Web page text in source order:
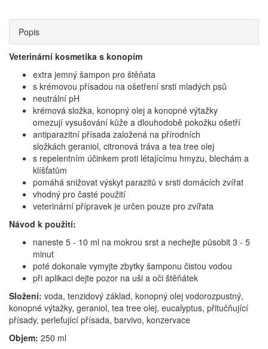
Popis
Veterinární kosmetika s konopím
extra jemný šampon pro štěňata
s krémovou přísadou na ošetření srsti mladých psů
neutrální pH
krémová složka, konopný olej a konopné výtažky
omezují vysušování kůže a dlouhodobě pokožku ošetří
antiparazitní přísada založená na přírodních
složkách geraniol, citronová tráva a tea tree olej
s repelentním účinkem proti létajícímu hmyzu, blechám a
klíšťatům
pomáhá snižovat výskyt parazitů v srsti domácích zvířat
vhodný pro časté použití
veterinární přípravek je určen pouze pro zvířata
Návod k použití:
naneste 5 - 10 ml na mokrou srst a nechejte působit 3 - 5
minut
poté dokonale vymyjte zbytky šamponu čistou vodou
při aplikaci dejte pozor na uši a oči štěňátek
Složení: voda, tenzidový základ, konopný olej vodorozpustný,
konopné výtažky, geraniol, tea tree olej, eucalyptus, přitučňující
přísady, perleťující přísada, barvivo, konzervace
Objem: 250 ml